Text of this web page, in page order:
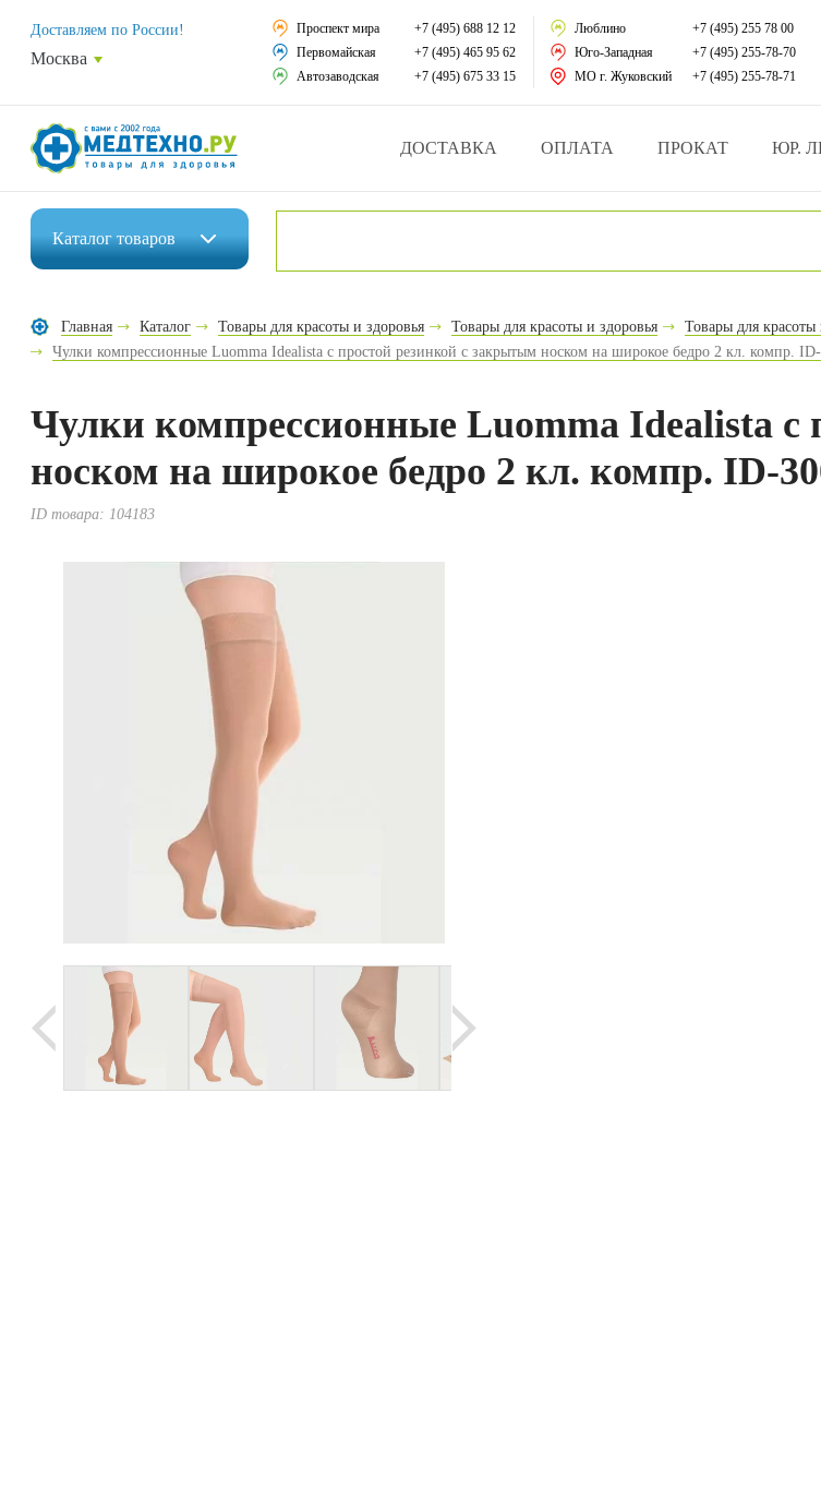
Средства реабилитации
Средства по уходу за больными
Домашняя медтехника
Товары для врачей и мед.учреждений
Уникальные и полезные товары
Распродажа
Доставляем по России!
Москва
Проспект мира
+7 (495) 688 12 12
Первомайская
+7 (495) 465 95 62
Автозаводская
+7 (495) 675 33 15
Люблино
+7 (495) 255 78 00
Юго-Западная
+7 (495) 255-78-70
МО г. Жуковский
+7 (495) 255-78-71
ДОСТАВКА ОПЛАТА ПРОКАТ ЮР.
Каталогтоваров
Средства реабилитации
Ортопедические изделия
Ортопедические матрасы и подушки
Экология дома
Товары для красоты и здоровья
Товары для врачей и мед.учреждений
Уникальные и полезные товары
Прокат инвалидной техники
Главная Каталог Товары для красоты и здоровья Товары для красоты и здоровья
Товары для красоты
Чулки компрессионные Luomma Idealista с простой резинкой с закрытым носком на широкое бедро 2 кл. компр.
Чулки компрессионные Luomma Idealista с
носком на широкое бедро 2 кл. компр. ID-
ID товара: 104183